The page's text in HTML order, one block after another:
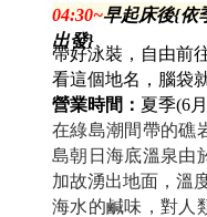
04:30~早起床後{依
出發}
帶好泳裝，自由前
看這個地名，腦袋
營業時間： 夏季(6
在綠島潮間帶的礁
島朝日海底溫泉由
加故湧出地面，溫
海水的鹹味，對人